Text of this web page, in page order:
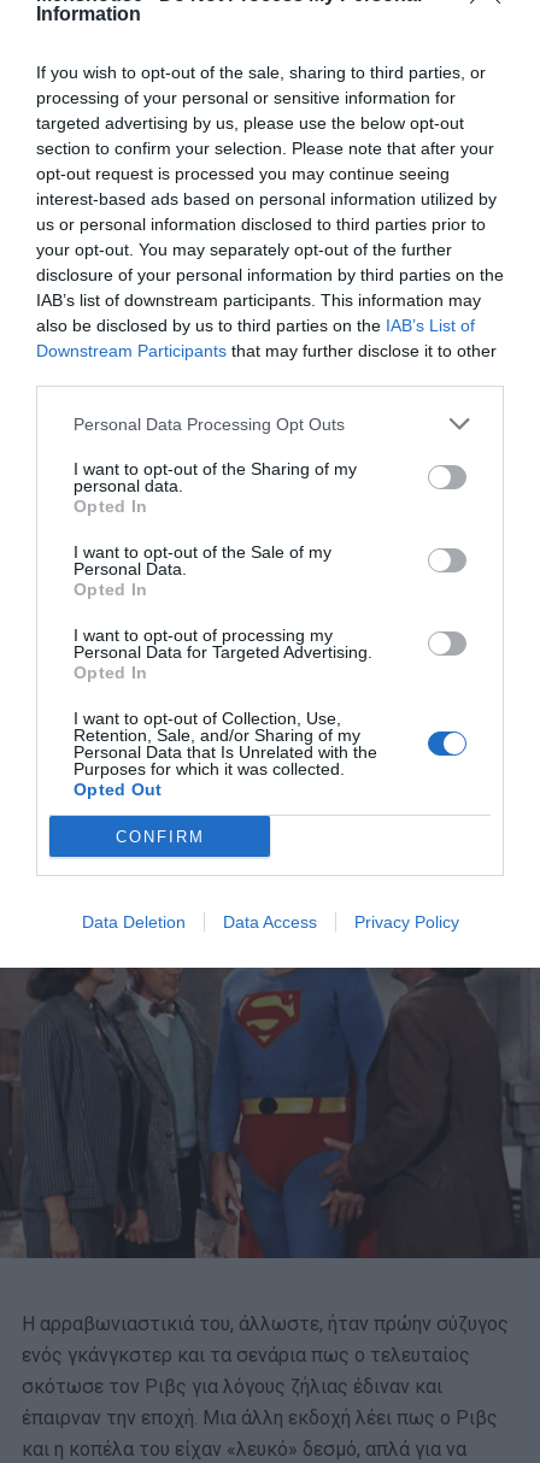
Information
If you wish to opt-out of the sale, sharing to third parties, or
processing of your personal or sensitive information for
targeted advertising by us, please use the below opt-out
section to confirm your selection. Please note that after your
opt-out request is processed you may continue seeing
interest-based ads based on personal information utilized by
us or personal information disclosed to third parties prior to
your opt-out. You may separately opt-out of the further
disclosure of your personal information by third parties on the
IAB’s list of downstream participants. This information may
also be disclosed by us to third parties on the IAB’s List of
Downstream Participants that may further disclose it to other
Personal Data Processing Opt Outs
I want to opt-out of the Sharing of my
personal data.
Opted In
I want to opt-out of the Sale of my
Personal Data.
Opted In
I want to opt-out of processing my
Personal Data for Targeted Advertising.
Opted In
I want to opt-out of Collection, Use,
Retention, Sale, and/or Sharing of my
Personal Data that Is Unrelated with the
Purposes for which it was collected.
Opted Out
CONFIRM
Data Deletion Data Access Privacy Policy
μετά τον θάνατό του και την επίσημη ετυμηγορία της
αστυνομίας ότι ο Ριβς, που ήταν γνωστό πως είχε
κατάθλιψη,αποφάσισε να τερματίσει τη ζωή του.Ο
45χρονος φέρεται να έβαλε ένα όπλο στο κεφάλι του
και να πάτησε τη σκανδάλη ενώ βρισκόταν στο
δωμάτιο του. Την ίδια στιγμή, η αρραβωνιαστικιά του
βρισκόταν στο σπίτι με κοινούς τους φίλους. Όταν
άκουσαν τον πυροβολισμό έτρεξαν και τον βρήκαν
νεκρό.
για να διαλευκάνει την υπόθεση. Όπως έγινε γνωστό
από τις αντίστοιχες έρευνες, στο δωμάτιο υπήρχαν
άλλες δύο σφαίρες από το ίδιο όπλο.
Η μία είχε
του σαλονιού και η άλλη βρέθηκε σε δοκάρι του
ταβανιού.
Είτε ο Ριβς είχε όντως αυτοκτονήσει και σαν άθλιος
σκοπευτής τα είχε καταφέρει με την τρίτη ή κάποιος
σε μια άλλη φάση. Η αρραβωνιαστικιά του και οι φίλοι
του πάντως άκουσαν μόλις έναν πυροβολισμό. Ή,
τουλάχιστον, έτσι ισχυρίζονται.
Η αρραβωνιαστικιά του, άλλωστε, ήταν πρώην σύζυγος
ενός γκάνγκστερ και τα σενάρια πως ο τελευταίος
σκότωσε τον Ριβς για λόγους ζήλιας έδιναν και
έπαιρναν την εποχή. Μια άλλη εκδοχή λέει πως ο Ριβς
και η κοπέλα του είχαν «λευκό» δεσμό, απλά για να